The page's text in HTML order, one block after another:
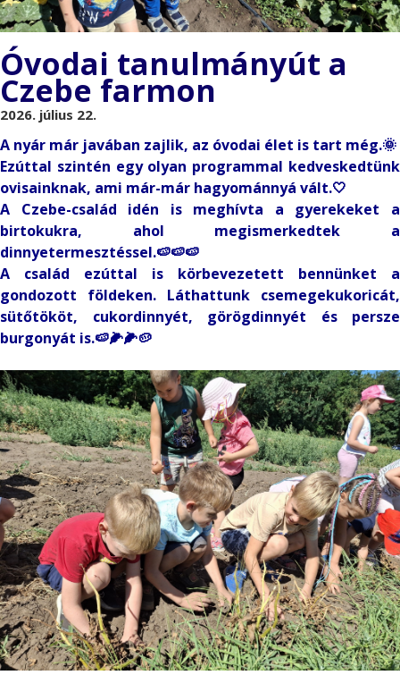
Óvodai tanulmányút a
Czebe farmon
2026. július 22.
A nyár már javában zajlik, az óvodai élet is tart még.🌞
Ezúttal szintén egy olyan programmal kedveskedtünk
ovisainknak, ami már-már hagyománnyá vált.🤍
A Czebe-család idén is meghívta a gyerekeket a
birtokukra, ahol megismerkedtek a
dinnyetermesztéssel.🍉🍉🍉
A család ezúttal is körbevezetett bennünket a
gondozott földeken. Láthattunk csemegekukoricát,
sütőtököt, cukordinnyét, görögdinnyét és persze
burgonyát is.🍉🌽🌽🥔